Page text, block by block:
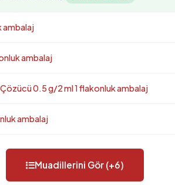
ambalaj
ambalaj
0.5 g/2 ml 1 flakonluk ambalaj
ambalaj
Muadillerini Gör (+6)